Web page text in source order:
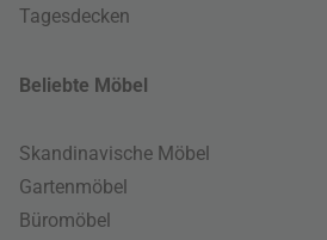
Tagesdecken
Beliebte Möbel
Skandinavische Möbel
Gartenmöbel
Büromöbel